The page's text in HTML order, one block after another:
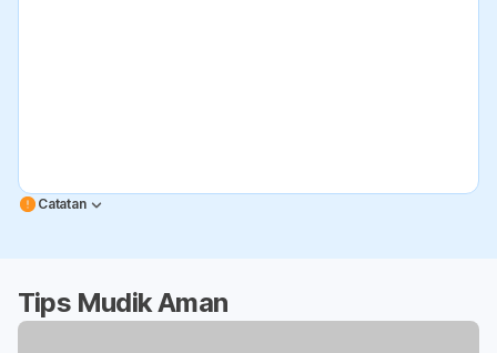
Catatan
Tips Mudik Aman